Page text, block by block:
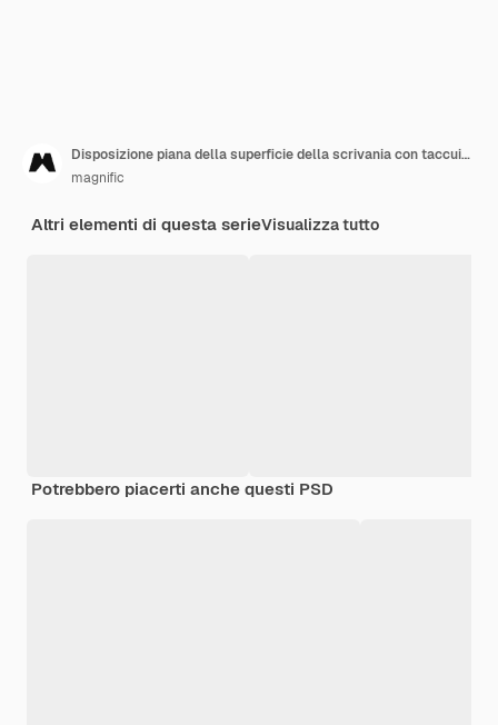
Disposizione piana della superficie della scrivania con taccuino e sigillo
magnific
Altri elementi di questa serieVisualizza tutto
Potrebbero piacerti anche questi PSD